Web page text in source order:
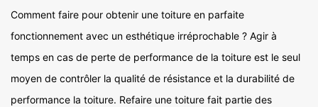
Comment faire pour obtenir une toiture en parfaite
fonctionnement avec un esthétique irréprochable ? Agir à
temps en cas de perte de performance de la toiture est le seul
moyen de contrôler la qualité de résistance et la durabilité de
performance la toiture. Refaire une toiture fait partie des